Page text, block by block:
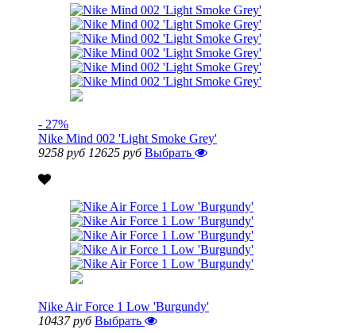
- 27%
Nike Mind 002 'Light Smoke Grey'
9258 руб 12625 руб Выбрать
Nike Air Force 1 Low 'Burgundy'
10437 руб Выбрать